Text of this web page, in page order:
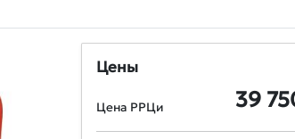
Цены
Цена РРЦи 39